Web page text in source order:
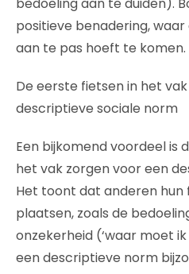
positieve benadering,
aan te pas hoeft te komen.
De eerste fietsen in het
descriptieve sociale norm
Een bijkomend voordeel is
het vak zorgen voor een
Het toont dat anderen hun
plaatsen, zoals de
onzekerheid (‘waar moet
een descriptieve norm